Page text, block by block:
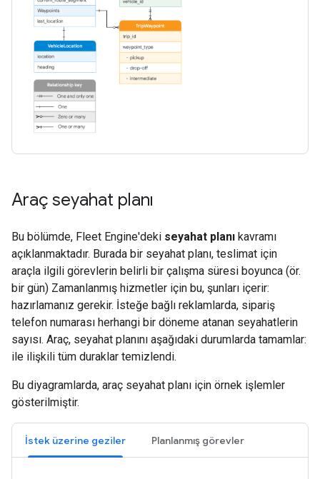
Araç seyahat planı
Bu bölümde, Fleet Engine'deki seyahat planı kavramı
açıklanmaktadır. Burada bir seyahat planı, teslimat için
araçla ilgili görevlerin belirli bir çalışma süresi boyunca (ör.
bir gün) Zamanlanmış hizmetler için bu, şunları içerir:
hazırlamanız gerekir. İsteğe bağlı reklamlarda, sipariş
telefon numarası herhangi bir döneme atanan seyahatlerin
sayısı. Araç, seyahat planını aşağıdaki durumlarda tamamlar:
ile ilişkili tüm duraklar temizlendi.
Bu diyagramlarda, araç seyahat planı için örnek işlemler
gösterilmiştir.
İstek üzerine geziler Planlanmış görevler